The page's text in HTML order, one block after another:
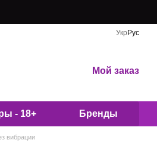
Укр Рус
Мой заказ
- 18+ Бренды
вибрации